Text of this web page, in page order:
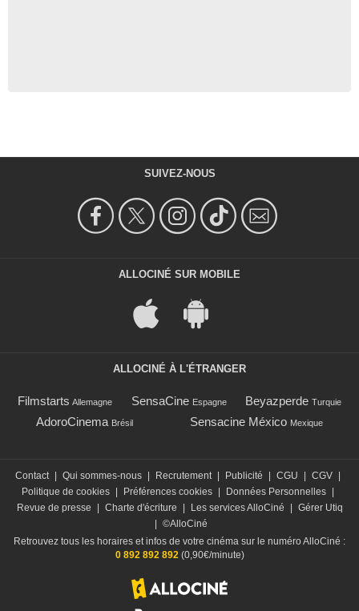
SUIVEZ-NOUS
ALLOCINÉ SUR MOBILE
ALLOCINÉ À L'ÉTRANGER
Filmstarts Allemagne SensaCine Espagne Beyazperde Turquie
AdoroCinema Brésil Sensacine México Mexique
Contact Qui sommes-nous Recrutement Publicité CGU CGV
Politique de cookies
Préférences cookies Données Personnelles
Revue de presse
Charte d'écriture Les services AlloCiné
Gérer Utiq
©AlloCiné
Retrouvez tous les horaires et infos de votre cinéma sur le numéro AlloCiné :
0 892 892 892(0,90€/minute)